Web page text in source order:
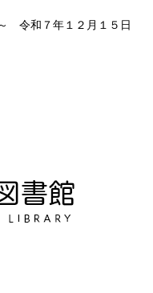
令和７年１２月１５日